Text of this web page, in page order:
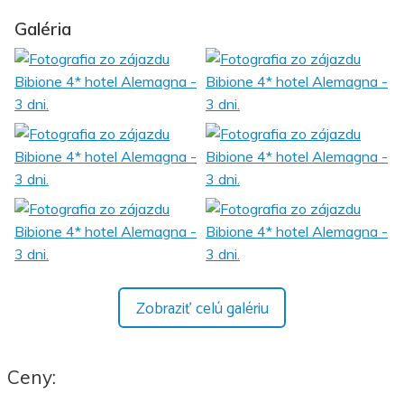
Galéria
Zobraziť celú galériu
Ceny: